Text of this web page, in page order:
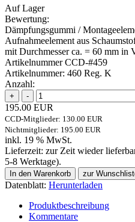
Auf Lager
Bewertung:
Dämpfungsgummi /
Aufnahmeelement aus
mit Durchmesser ca. = 60 mm in
Artikelnummer CCD-#459
Artikelnummer: 460 Reg. K
Anzahl:
195.00 EUR
CCD-Mitglieder: 130.00 EUR
Nichtmitglieder: 195.00 EUR
inkl. 19 % MwSt.
Lieferzeit: zur Zeit wieder
5-8 Werktage).
Datenblatt: Herunterladen
Produktbeschreibung
Kommentare